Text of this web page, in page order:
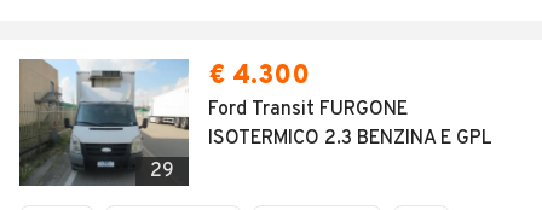
29
€ 4.300
Ford Transit FURGONE
ISOTERMICO 2.3 BENZINA E GPL